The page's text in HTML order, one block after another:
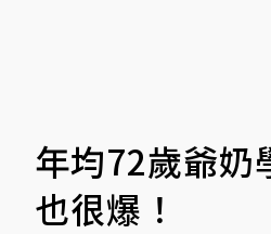
年均72歲爺奶
也很爆！